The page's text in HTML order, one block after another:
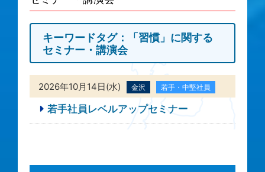
キーワードタグ：「習慣」に関する
セミナー・講演会
2026年10月14日(水) 金沢 若手・中堅社員
若手社員レベルアップセミナー